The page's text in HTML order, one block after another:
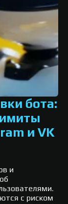
бота:
и VK
и
с риском